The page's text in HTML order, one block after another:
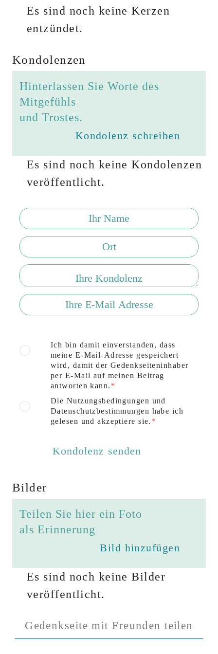
Es sind noch keine Kerzen
entzündet.
Kondolenzen
Hinterlassen Sie Worte des
Mitgefühls
und Trostes.
Kondolenz schreiben
Es sind noch keine Kondolenzen
veröffentlicht.
Ich bin damit einverstanden, dass
meine E-Mail-Adresse gespeichert
wird, damit der Gedenkseiteninhaber
per E-Mail auf meinen Beitrag
antworten kann.
Die Nutzungsbedingungen und
Datenschutzbestimmungen habe ich
gelesen und akzeptiere sie.
Bilder
Teilen Sie hier ein Foto
als Erinnerung
Bild hinzufügen
Es sind noch keine Bilder
veröffentlicht.
Gedenkseite mit Freunden teilen